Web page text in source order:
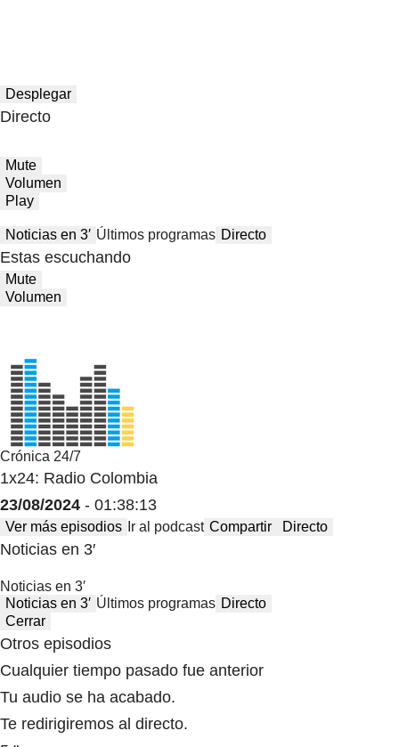
Desplegar
Directo
Mute
Volumen
Play
Noticias en 3′ Últimos programas Directo
Estas escuchando
Mute
Volumen
Crónica 24/7
1x24: Radio Colombia
23/08/2024 - 01:38:13
Ver más episodios Ir al podcast Compartir Directo
Noticias en 3′
Noticias en 3′
Noticias en 3′ Últimos programas Directo
Cerrar
Otros episodios
Cualquier tiempo pasado fue anterior
Tu audio se ha acabado.
Te redirigiremos al directo.